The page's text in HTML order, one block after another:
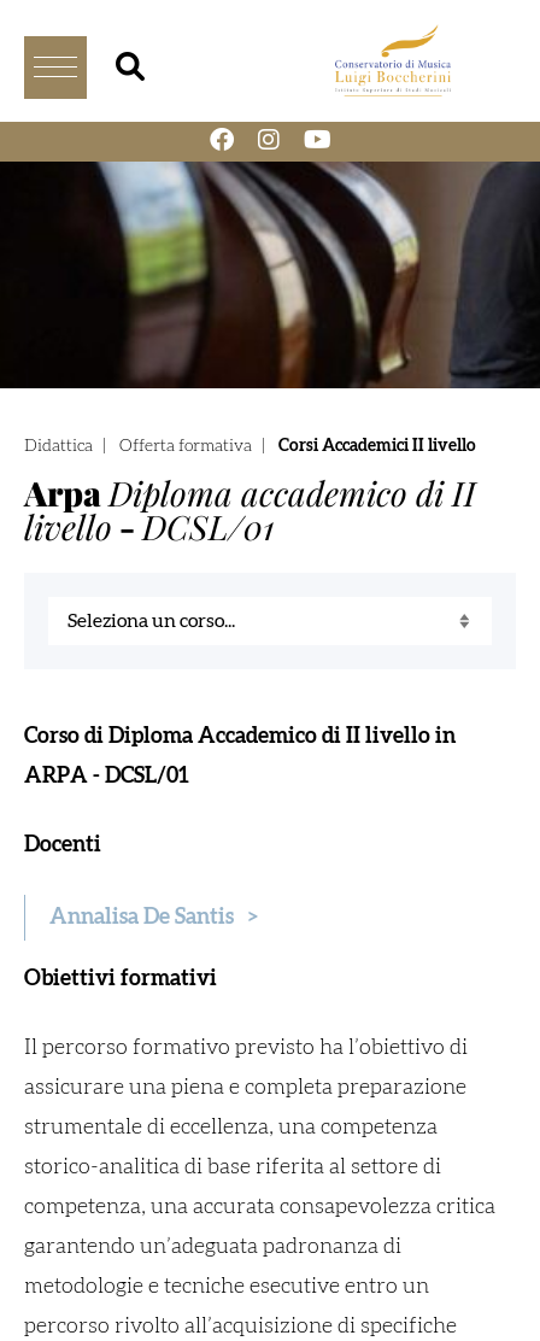
Didattica Offerta formativa Corsi Accademici II livello
ArpaDiploma accademico di II
livello -DCSL/01
Corso di Diploma Accademico di II livello in
ARPA - DCSL/01
Docenti
Annalisa De Santis >
Obiettivi formativi
Il percorso formativo previsto ha l’obiettivo di
assicurare una piena e completa preparazione
strumentale di eccellenza, una competenza
storico-analitica di base riferita al settore di
competenza, una accurata consapevolezza critica
garantendo un’adeguata padronanza di
metodologie e tecniche esecutive entro un
percorso rivolto all’acquisizione di specifiche